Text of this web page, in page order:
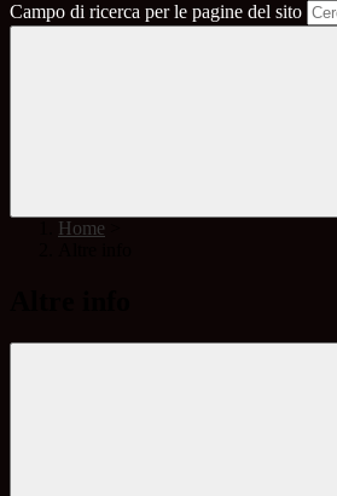
Campo di ricerca per le pagine del sito
Home